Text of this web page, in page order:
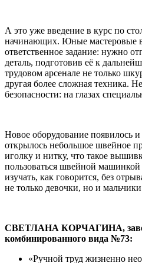
А это уже введение в курс по
начинающих. Юные мастеровые
ответственное задание: нужно
деталь, подготовив её к
трудовом арсенале не только
другая более сложная техника.
безопасности: на глазах
Новое оборудование появилось и
открылось небольшое швейное
иголку и нитку, что такое
пользоваться швейной
изучать, как говорится, без
не только девочки, но и
СВЕТЛАНА КОРЧАГИНА,
комбинированного вида №73:
«Ручной труд жизненно